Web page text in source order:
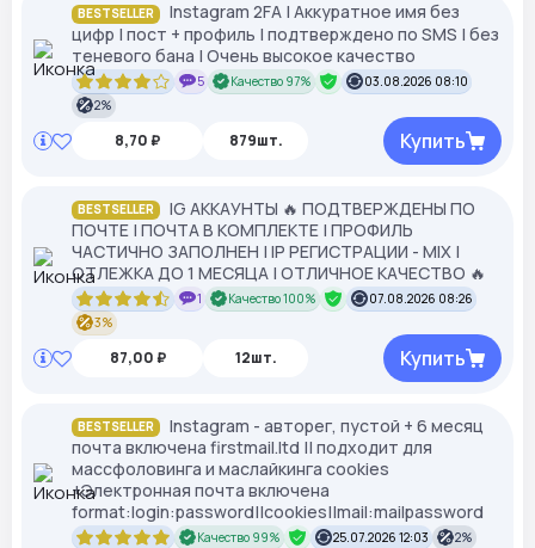
BESTSELLER
Instagram 2FA | Аккуратное имя без
цифр | пост + профиль | подтверждено по SMS | без
теневого бана | Очень высокое качество
5 Качество 97%
03.08.2026 08:10
2%
8,70 ₽ 879шт. Купить
BESTSELLER
IG АККАУНТЫ 🔥 ПОДТВЕРЖДЕНЫ ПО
ПОЧТЕ | ПОЧТА В КОМПЛЕКТЕ | ПРОФИЛЬ
ЧАСТИЧНО ЗАПОЛНЕН | IP РЕГИСТРАЦИИ - MIX |
ОТЛЕЖКА ДО 1 МЕСЯЦА | ОТЛИЧНОЕ КАЧЕСТВО 🔥
1 Качество 100%
07.08.2026 08:26
3%
87,00 ₽ 12шт. Купить
BESTSELLER
Instagram - авторег, пустой + 6 месяц
почта включена firstmail.ltd || подходит для
массфоловинга и маслайкинга cookies
+Электронная почта включена
format:login:password||cookies||mail:mailpassword
Качество 99% 25.07.2026 12:03 2%